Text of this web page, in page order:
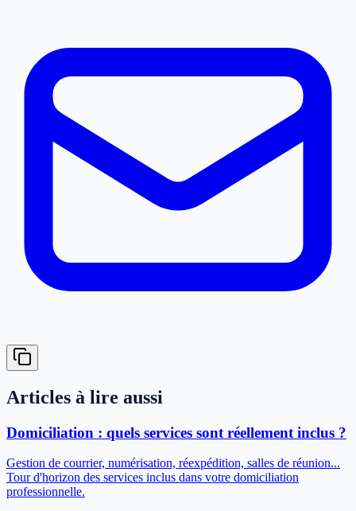
Articles à lire aussi
Domiciliation : quels services sont réellement inclus ?
Gestion de courrier, numérisation, réexpédition, salles de réunion...
Tour d'horizon des services inclus dans votre domiciliation
professionnelle.